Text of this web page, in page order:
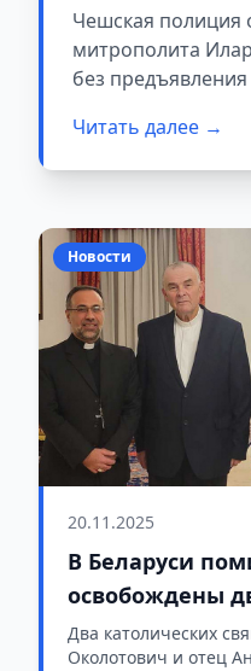
наркотиках
Чешская полиция
митрополита
без
после досмотра
по сообщениям
Читать далее →
Новости
20.11.2025
В Беларуси
освобождены
священника
Два католических
Околотович и отец